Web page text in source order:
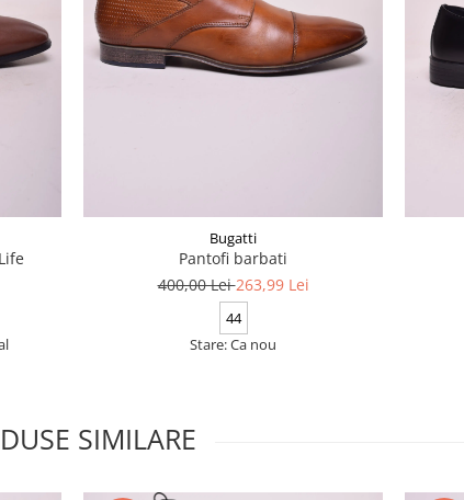
Bugatti
Pantofi barbati
400,00 Lei263,99 Lei
44
Stare: Ca nou
SIMILARE